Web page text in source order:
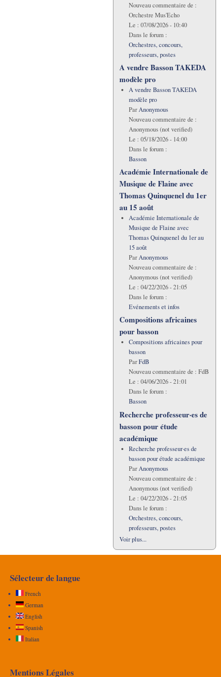
Nouveau commentaire de :
Orchestre Mus'Echo
Le : 07/08/2026 - 10:40
Dans le forum :
Orchestres, concours,
professeurs, postes
A vendre Basson TAKEDA
modèle pro
A vendre Basson TAKEDA
modèle pro
ParAnonymous
Nouveau commentaire de :
Anonymous (not verified)
Le : 05/18/2026 - 14:00
Dans le forum :
Basson
Académie Internationale de
Musique de Flaine avec
Thomas Quinquenel du 1er
au 15 août
Académie Internationale de
Musique de Flaine avec
Thomas Quinquenel du 1er au
15 août
ParAnonymous
Nouveau commentaire de :
Anonymous (not verified)
Le : 04/22/2026 - 21:05
Dans le forum :
Evénements et infos
Compositions africaines
pour basson
Compositions africaines pour
basson
ParFdB
Nouveau commentaire de : FdB
Le : 04/06/2026 - 21:01
Dans le forum :
Basson
Recherche professeur·es de
basson pour étude
académique
Recherche professeur·es de
basson pour étude académique
ParAnonymous
Nouveau commentaire de :
Anonymous (not verified)
Le : 04/22/2026 - 21:05
Dans le forum :
Orchestres, concours,
professeurs, postes
Voir plus...
Sélecteur de langue
French
German
English
Spanish
Italian
Mentions Légales